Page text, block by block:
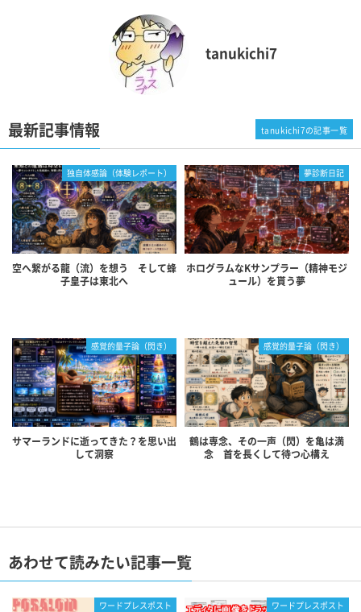
tanukichi7
最新記事情報
独自体感論（体験レポート）
空へ繋がる龍（流）を想う そして蜂
子皇子は東北へ
夢診断日記
ホログラムなKサンプラー（精神モジ
ュール）を貰う夢
感覚的量子論（閃き）
サマーランドに逝ってきた？を思い出
して洞察
感覚的量子論（閃き）
鶴は専念、その一声（閃）を亀は満
念 首を長くして待つ心構え
tanukichi7の記事一覧
あわせて読みたい記事一覧
ワードプレスポスト ワードプレスポスト